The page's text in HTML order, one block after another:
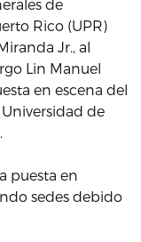
de
Rico (UPR)
Jr., al
Lin Manuel
en escena del
de
puesta en
sedes debido